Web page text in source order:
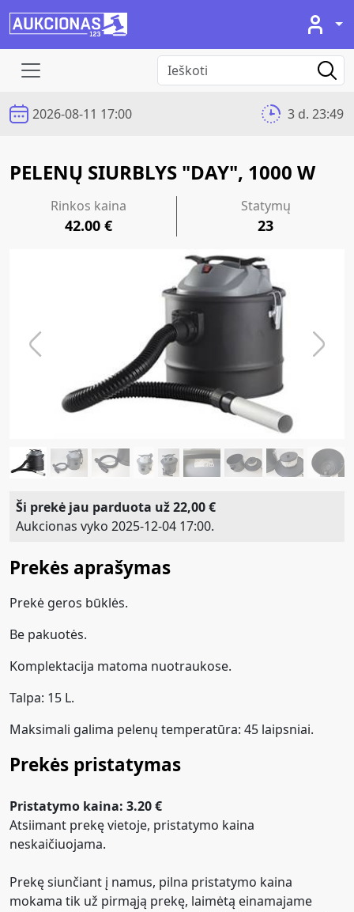
2026-08-11 17:00 3 d. 23:49
PELENŲ SIURBLYS "DAY", 1000 W
Rinkos kaina
42.00 €
Statymų
23
Previous Next
Ši prekė jau parduota už 22,00 €
Aukcionas vyko 2025-12-04 17:00.
Prekės aprašymas
Prekė geros būklės.
Be pakuotės.
Komplektacija matoma nuotraukose.
Talpa: 15 L.
Maksimali galima pelenų temperatūra: 45 laipsniai.
Prekės pristatymas
Pristatymo kaina: 3.20 €
Atsiimant prekę vietoje, pristatymo kaina
neskaičiuojama.
Prekę siunčiant į namus, pilna pristatymo kaina
mokama tik už pirmąją prekę, laimėtą einamajame